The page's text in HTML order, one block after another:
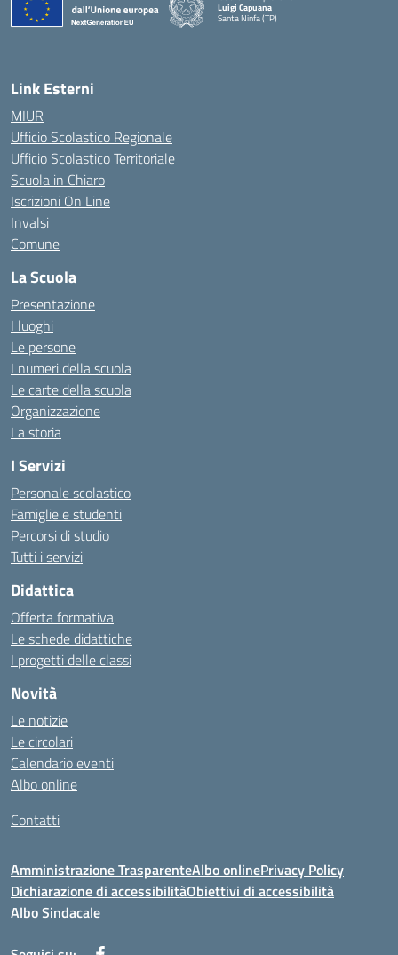
Luigi Capuana
Santa Ninfa (TP)
Link Esterni
MIUR
Ufficio Scolastico Regionale
Ufficio Scolastico Territoriale
Scuola in Chiaro
Iscrizioni On Line
Invalsi
Comune
La Scuola
Presentazione
I luoghi
Le persone
I numeri della scuola
Le carte della scuola
Organizzazione
La storia
I Servizi
Personale scolastico
Famiglie e studenti
Percorsi di studio
Tutti i servizi
Didattica
Offerta formativa
Le schede didattiche
I progetti delle classi
Novità
Le notizie
Le circolari
Calendario eventi
Albo online
Contatti
Amministrazione TrasparenteAlbo onlinePrivacy Policy
Dichiarazione di accessibilitàObiettivi di accessibilità
Albo Sindacale